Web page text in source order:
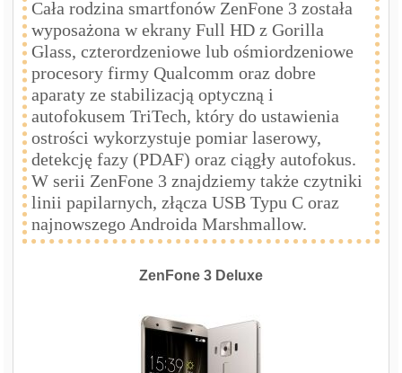
Cała rodzina smartfonów ZenFone 3 została
wyposażona w ekrany Full HD z Gorilla
Glass, czterordzeniowe lub ośmiordzeniowe
procesory firmy Qualcomm oraz dobre
aparaty ze stabilizacją optyczną i
autofokusem TriTech, który do ustawienia
ostrości wykorzystuje pomiar laserowy,
detekcję fazy (PDAF) oraz ciągły autofokus.
W serii ZenFone 3 znajdziemy także czytniki
linii papilarnych, złącza USB Typu C oraz
najnowszego Androida Marshmallow.
ZenFone 3 Deluxe